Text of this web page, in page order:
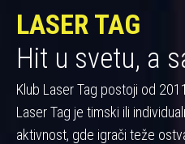
LASER TAG
Hit u svetu, a
Klub Laser Tag postoji od
Laser Tag je timski ili
aktivnost, gde igrači teže